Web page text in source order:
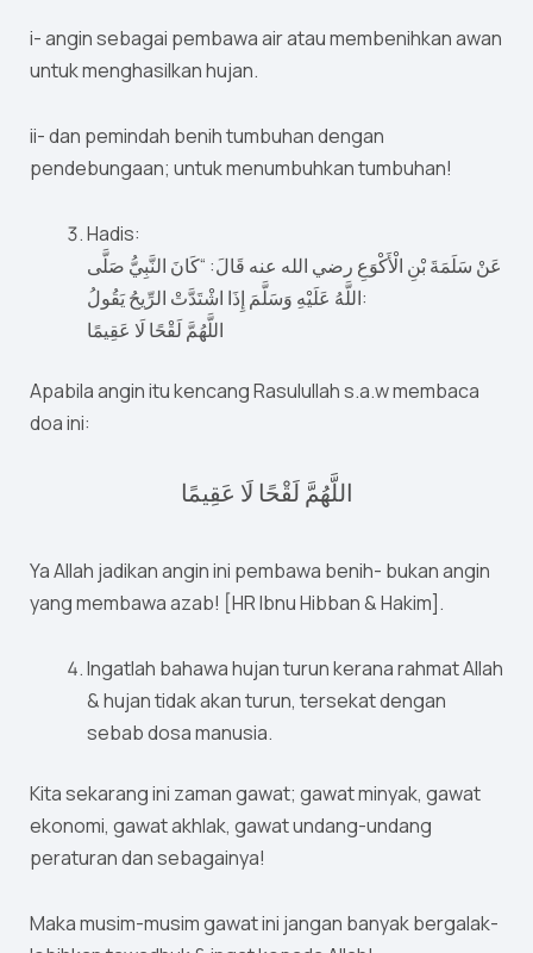
i- angin sebagai pembawa air atau membenihkan awan
untuk menghasilkan hujan.
ii- dan pemindah benih tumbuhan dengan
pendebungaan; untuk menumbuhkan tumbuhan!
Hadis:
عَنْ سَلَمَةَ بْنِ الْأَكْوَعِ رضي الله عنه قَالَ: “كَانَ النَّبِيُّ صَلَّى
اللَّهُ عَلَيْهِ وَسَلَّمَ إِذَا اشْتَدَّتْ الرِّيحُ يَقُولُ:
اللَّهُمَّ لَقْحًا لَا عَقِيمًا
Apabila angin itu kencang Rasulullah s.a.w membaca
doa ini:
اللَّهُمَّ لَقْحًا لَا عَقِيمًا
Ya Allah jadikan angin ini pembawa benih- bukan angin
yang membawa azab! [HR Ibnu Hibban & Hakim].
Ingatlah bahawa hujan turun kerana rahmat Allah
& hujan tidak akan turun, tersekat dengan
sebab dosa manusia.
Kita sekarang ini zaman gawat; gawat minyak, gawat
ekonomi, gawat akhlak, gawat undang-undang
peraturan dan sebagainya!
Maka musim-musim gawat ini jangan banyak bergalak-